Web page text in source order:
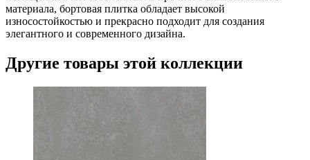
материала, бортовая плитка обладает высокой
износостойкостью и прекрасно подходит для создания
элегантного и современного дизайна.
Другие товары этой коллекции